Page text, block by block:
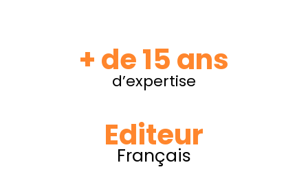
+ de 15 ans
d’expertise
Editeur
Français